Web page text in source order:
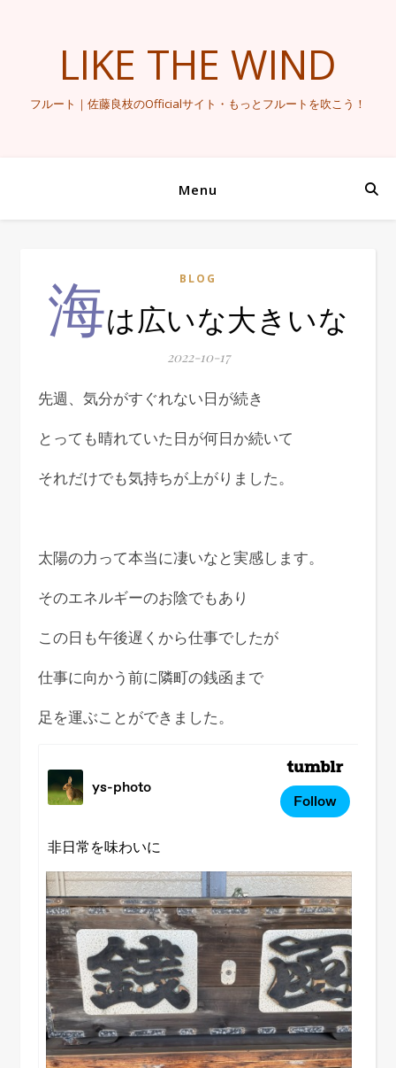
LIKE THE WIND
フルート｜佐藤良枝のOfficialサイト・もっとフルートを吹こう！
Menu
BLOG
海は広いな大きいな
2022-10-17
先週、気分がすぐれない日が続き
とっても晴れていた日が何日か続いて
それだけでも気持ちが上がりました。
太陽の力って本当に凄いなと実感します。
そのエネルギーのお陰でもあり
この日も午後遅くから仕事でしたが
仕事に向かう前に隣町の銭函まで
足を運ぶことができました。